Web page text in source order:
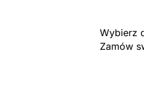
Wybierz
Zamów